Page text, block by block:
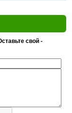
свой -